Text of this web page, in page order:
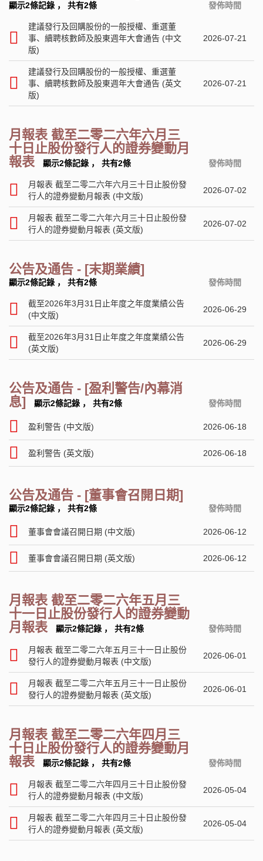
顯示2條記錄 ， 共有2條 發佈時間
建議發行及回購股份的一般授權、重選董
事、續聘核數師及股東週年大會通告 (中文
版)
2026-07-21
建議發行及回購股份的一般授權、重選董
事、續聘核數師及股東週年大會通告 (英文
版)
2026-07-21
月報表 截至二零二六年六月三
十日止股份發行人的證券變動月
報表
顯示2條記錄 ， 共有2條 發佈時間
月報表 截至二零二六年六月三十日止股份發
行人的證券變動月報表 (中文版)
2026-07-02
月報表 截至二零二六年六月三十日止股份發
行人的證券變動月報表 (英文版)
2026-07-02
公告及通告 - [末期業績]
顯示2條記錄 ， 共有2條 發佈時間
截至2026年3月31日止年度之年度業績公告
(中文版)
2026-06-29
截至2026年3月31日止年度之年度業績公告
(英文版)
2026-06-29
公告及通告 - [盈利警告/內幕消
息]
顯示2條記錄 ， 共有2條 發佈時間
盈利警告 (中文版) 2026-06-18
盈利警告 (英文版) 2026-06-18
公告及通告 - [董事會召開日期]
顯示2條記錄 ， 共有2條 發佈時間
董事會會議召開日期 (中文版) 2026-06-12
董事會會議召開日期 (英文版) 2026-06-12
月報表 截至二零二六年五月三
十一日止股份發行人的證券變動
月報表
顯示2條記錄 ， 共有2條 發佈時間
月報表 截至二零二六年五月三十一日止股份
發行人的證券變動月報表 (中文版)
2026-06-01
月報表 截至二零二六年五月三十一日止股份
發行人的證券變動月報表 (英文版)
2026-06-01
月報表 截至二零二六年四月三
十日止股份發行人的證券變動月
報表
顯示2條記錄 ， 共有2條 發佈時間
月報表 截至二零二六年四月三十日止股份發
行人的證券變動月報表 (中文版)
2026-05-04
月報表 截至二零二六年四月三十日止股份發
行人的證券變動月報表 (英文版)
2026-05-04